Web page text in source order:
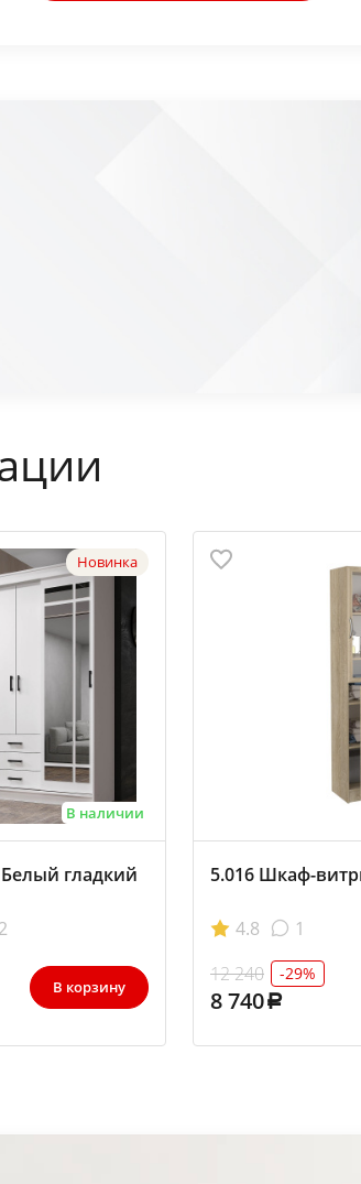
Новинка
В наличии
гладкий
В корзину
5.016 Шкаф-
4.8
1
12 240
-29%
8 740